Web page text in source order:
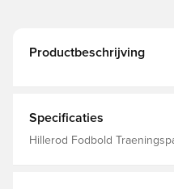
Productbeschrijving
Specificaties
Hillerod Fodbold